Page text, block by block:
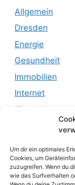
Um dir ein optimales
Cookies, um
zuzugreifen. Wenn du
wie das Surfverhalten
Allgemein
Dresden
Energie
Gesundheit
Immobilien
Internet
IT und
Recht und
Reisen